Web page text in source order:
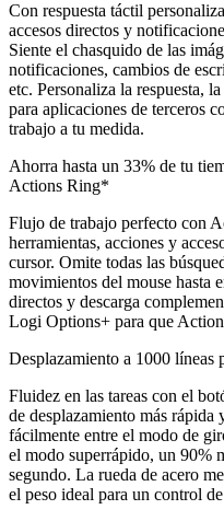
Con respuesta táctil
accesos directos y
Siente el chasquido de las
notificaciones, cambios de
etc. Personaliza la respuesta,
para aplicaciones de terceros
trabajo a tu medida.
Ahorra hasta un 33% de tu
Actions Ring*
Flujo de trabajo perfecto con
herramientas, acciones y
cursor. Omite todas las
movimientos del mouse hasta
directos y descarga
Logi Options+ para que
Desplazamiento a 1000 líneas
Fluidez en las tareas con el
de desplazamiento más
fácilmente entre el modo de
el modo superrápido, un 90%
segundo. La rueda de acero
el peso ideal para un control